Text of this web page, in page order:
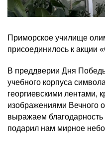
Приморское училище
присоединилось к акции
В преддверии Дня
учебного корпуса
георгиевскими лентами,
изображениями Вечного
выражаем
подарил нам мирное